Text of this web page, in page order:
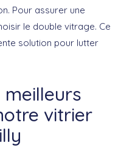
Pour assurer une
le double vitrage. Ce
solution pour lutter
meilleurs
vitrier